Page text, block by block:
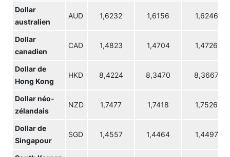
Dollar
australien
AUD 1,6232 1,6156 1,6246
Dollar
canadien
CAD 1,4823 1,4704 1,4726
Dollar de
Hong Kong
HKD 8,4224 8,3470 8,3667
Dollar néo-
zélandais
NZD 1,7477 1,7418 1,7526
Dollar de
Singapour
SGD 1,4557 1,4464 1,4497